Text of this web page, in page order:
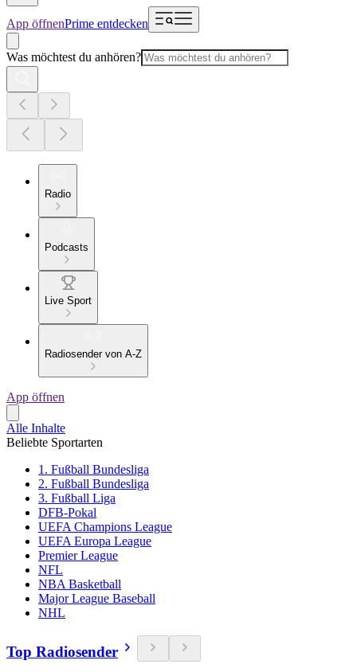
App öffnenPrime entdecken
Was möchtest du anhören?
Radio
Podcasts
Live Sport
Radiosender von A-Z
App öffnen
Alle Inhalte
Beliebte Sportarten
1. Fußball Bundesliga
2. Fußball Bundesliga
3. Fußball Liga
DFB-Pokal
UEFA Champions League
UEFA Europa League
Premier League
NFL
NBA Basketball
Major League Baseball
NHL
Top Radiosender